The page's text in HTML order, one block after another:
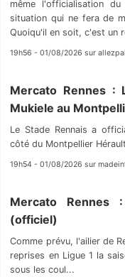
même l'officialisation
situation qui ne fera de
Quoiqu'il en soit, c'est un
19h56 - 01/08/2026 sur
Mercato Rennes :
Mukiele au
Le Stade Rennais a
côté du Montpellier
19h54 - 01/08/2026 sur
Mercato Rennes
(officiel)
Comme prévu, l'ailier de
reprises en Ligue 1 la
sous les coul...